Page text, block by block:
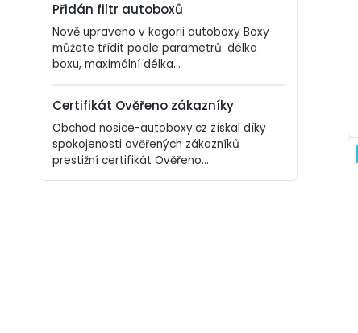
Přidán filtr autoboxů
Nově upraveno v kagorii autoboxy Boxy
můžete třídit podle parametrů: délka
boxu, maximální délka...
Certifikát Ověřeno zákazníky
Obchod nosice-autoboxy.cz získal díky
spokojenosti ověřených zákazníků
prestižní certifikát Ověřeno...